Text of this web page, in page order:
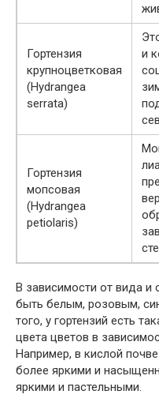
Гортензия
крупноцветковая
(Hydrangea
serrata)
и
Гортензия
мопсовая
(Hydrangea
petiolaris)
В зависимости от вида и
быть белым, розовым,
того, у гортензий есть
цвета цветов в
Например, в кислой
более яркими и
яркими и пастельными.